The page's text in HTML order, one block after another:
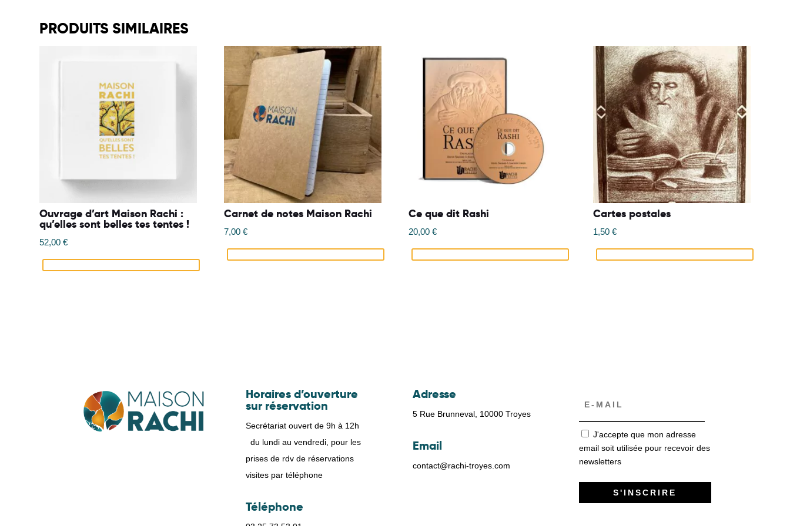
PRODUITS SIMILAIRES
Ouvrage d’art Maison Rachi :
qu’elles sont belles tes tentes !
52,00€
Carnet de notes Maison Rachi
7,00€
Ce que dit Rashi
20,00 €
Cartes postales
1,50 €
Horaires d’ouverture
sur réservation
Secrétariat ouvert de 9h à 12h
du lundi au vendredi, pour les
prises de rdv de réservations
visites par téléphone
Téléphone
Adresse
5 Rue Brunneval, 10000 Troyes
Email
contact@rachi-troyes.com
J'accepte que mon adresse
email soit utilisée pour recevoir des
newsletters